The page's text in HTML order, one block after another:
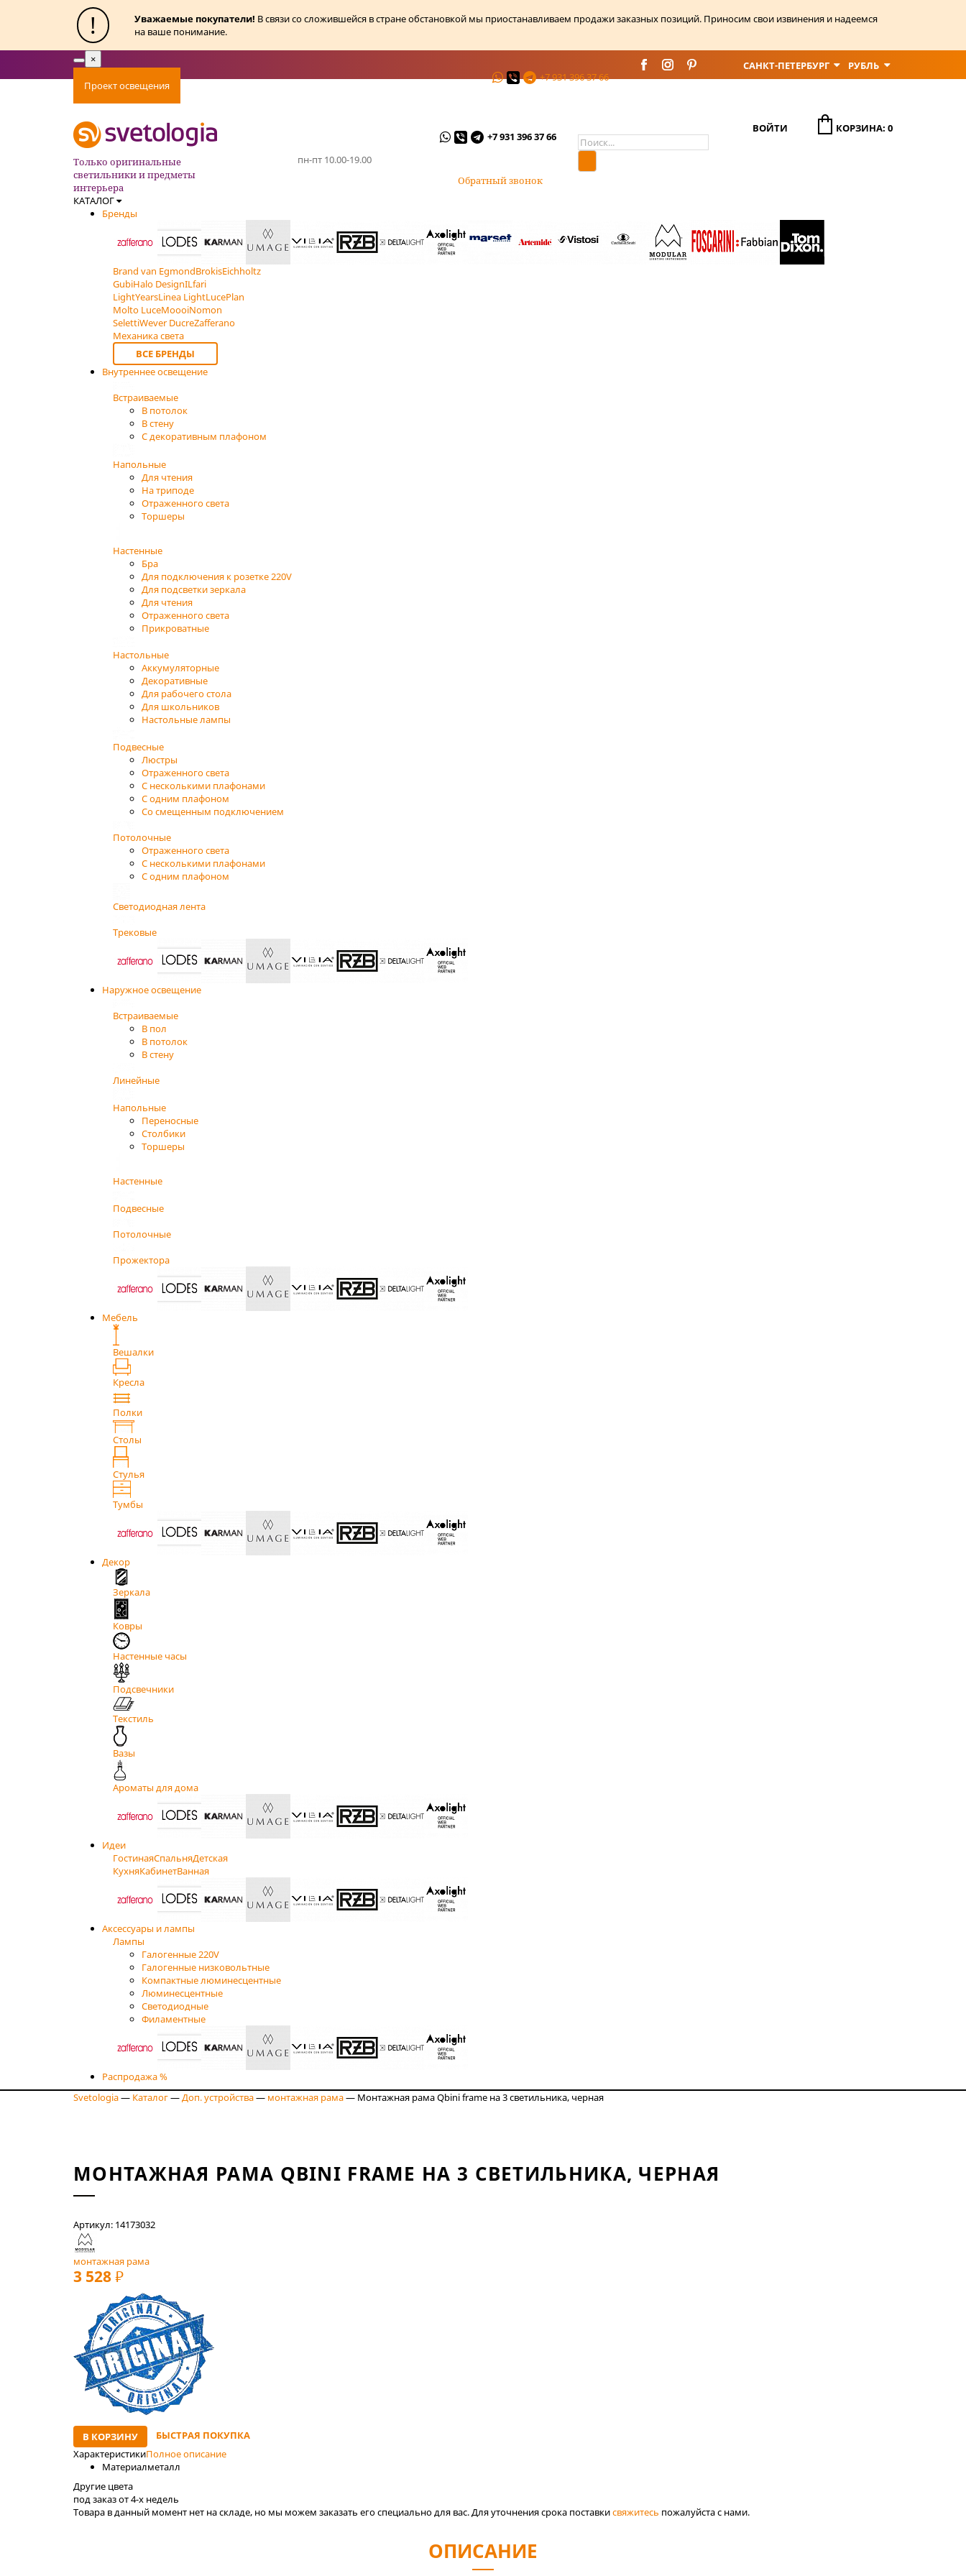
! Уважаемые покупатели! В связи со сложившейся в стране обстановкой мы приостанавливаем продажи заказных позиций. Приносим свои извинения и надеемся
на ваше понимание.
Toggle
×
Проект освещения
+7 931 396 37 66
САНКТ-ПЕТЕРБУРГ РУБЛЬ
Только оригинальные
светильники и предметы
интерьера
пн-пт 10.00-19.00
+7 931 396 37 66
Обратный звонок
ВОЙТИ КОРЗИНА: 0
КАТАЛОГ
Бренды
Brand van EgmondBrokisEichholtz
GubiHalo DesignILfari
LightYearsLinea LightLucePlan
Molto LuceMoooiNomon
SelettiWever DucreZafferano
Механика света
ВСЕ БРЕНДЫ
Внутреннее освещение
Встраиваемые
В потолок
В стену
С декоративным плафоном
Напольные
Для чтения
На триподе
Отраженного света
Торшеры
Настенные
Бра
Для подключения к розетке 220V
Для подсветки зеркала
Для чтения
Отраженного света
Прикроватные
Настольные
Аккумуляторные
Декоративные
Для рабочего стола
Для школьников
Настольные лампы
Подвесные
Люстры
Отраженного света
С несколькими плафонами
С одним плафоном
Со смещенным подключением
Потолочные
Отраженного света
С несколькими плафонами
С одним плафоном
Светодиодная лента
Трековые
Наружное освещение
Встраиваемые
В пол
В потолок
В стену
Линейные
Напольные
Переносные
Столбики
Торшеры
Настенные
Подвесные
Потолочные
Прожектора
Мебель
Вешалки
Кресла
Полки
Столы
Стулья
Тумбы
Декор
Зеркала
Ковры
Настенные часы
Подсвечники
Текстиль
Вазы
Ароматы для дома
Идеи
ГостинаяСпальняДетская
КухняКабинетВанная
Аксессуары и лампы
Лампы
Галогенные 220V
Галогенные низковольтные
Компактные люминесцентные
Люминесцентные
Светодиодные
Филаментные
Распродажа %
Svetologia— Каталог— Доп. устройства— монтажная рама— Монтажная рама Qbini frame на 3 светильника, черная
МОНТАЖНАЯ РАМА QBINI FRAME НА 3 СВЕТИЛЬНИКА, ЧЕРНАЯ
Артикул: 14173032
монтажная рама
3 528 РУБ
В КОРЗИНУ
БЫСТРАЯ ПОКУПКА
ХарактеристикиПолное описание
Материалметалл
Другие цвета
под заказ от 4-x недель
Товара в данный момент нет на складе, но мы можем заказать его специально для вас. Для уточнения срока поставкисвяжитесь пожалуйста с нами.
ОПИСАНИЕ